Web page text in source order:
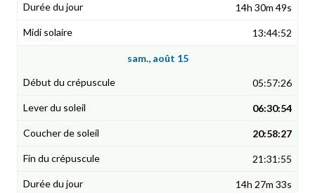
14h 30m 49s
13:44:52
sam., août 15
05:57:26
06:30:54
20:58:27
21:31:55
14h 27m 33s